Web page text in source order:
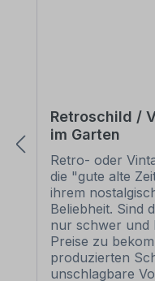
Retroschild /
im Garten
Retro- oder
die "gute alte
ihrem
Beliebheit. Sind
nur schwer und
Preise zu
produzierten
unschlagbare